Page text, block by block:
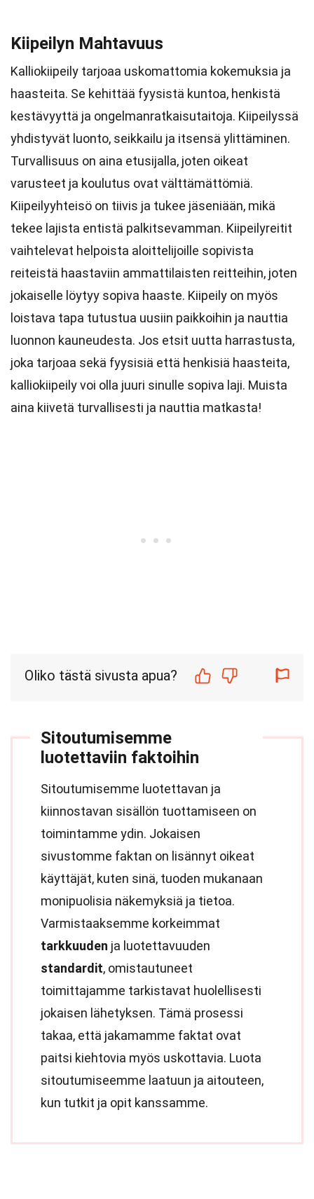
Kiipeilyn Mahtavuus
Kalliokiipeily tarjoaa uskomattomia kokemuksia ja
haasteita. Se kehittää fyysistä kuntoa, henkistä
kestävyyttä ja ongelmanratkaisutaitoja. Kiipeilyssä
yhdistyvät luonto, seikkailu ja itsensä ylittäminen.
Turvallisuus on aina etusijalla, joten oikeat
varusteet ja koulutus ovat välttämättömiä.
Kiipeilyyhteisö on tiivis ja tukee jäseniään, mikä
tekee lajista entistä palkitsevamman. Kiipeilyreitit
vaihtelevat helpoista aloittelijoille sopivista
reiteistä haastaviin ammattilaisten reitteihin, joten
jokaiselle löytyy sopiva haaste. Kiipeily on myös
loistava tapa tutustua uusiin paikkoihin ja nauttia
luonnon kauneudesta. Jos etsit uutta harrastusta,
joka tarjoaa sekä fyysisiä että henkisiä haasteita,
kalliokiipeily voi olla juuri sinulle sopiva laji. Muista
aina kiivetä turvallisesti ja nauttia matkasta!
Oliko tästä sivusta apua?
Sitoutumisemme
luotettaviin faktoihin
Sitoutumisemme luotettavan ja
kiinnostavan sisällön tuottamiseen on
toimintamme ydin. Jokaisen
sivustomme faktan on lisännyt oikeat
käyttäjät, kuten sinä, tuoden mukanaan
monipuolisia näkemyksiä ja tietoa.
Varmistaaksemme korkeimmat
tarkkuuden ja luotettavuuden
standardit, omistautuneet
toimittajamme tarkistavat huolellisesti
jokaisen lähetyksen. Tämä prosessi
takaa, että jakamamme faktat ovat
paitsi kiehtovia myös uskottavia. Luota
sitoutumiseemme laatuun ja aitouteen,
kun tutkit ja opit kanssamme.